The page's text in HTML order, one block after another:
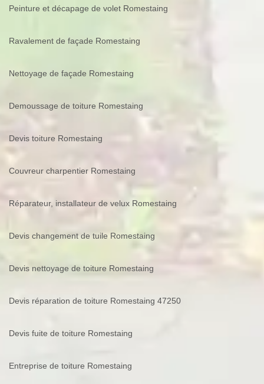
Peinture et décapage de volet Romestaing
Ravalement de façade Romestaing
Nettoyage de façade Romestaing
Demoussage de toiture Romestaing
Devis toiture Romestaing
Couvreur charpentier Romestaing
Réparateur, installateur de velux Romestaing
Devis changement de tuile Romestaing
Devis nettoyage de toiture Romestaing
Devis réparation de toiture Romestaing 47250
Devis fuite de toiture Romestaing
Entreprise de toiture Romestaing